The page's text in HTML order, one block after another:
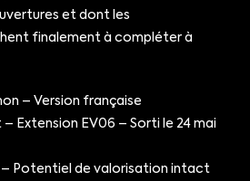
et dont les
finalement à compléter à
– Version française
Extension EV06 – Sorti le 24 mai
– Potentiel de valorisation intact